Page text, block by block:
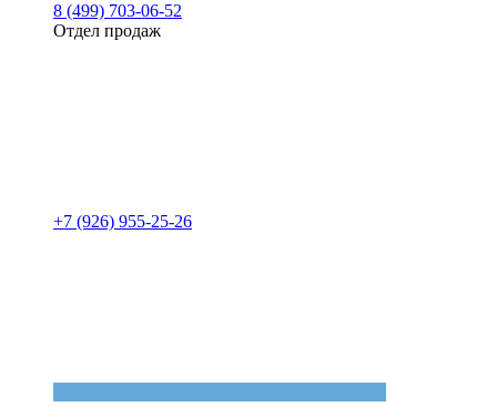
8 (499) 703-06-52
Отдел продаж
+7 (926) 955-25-26